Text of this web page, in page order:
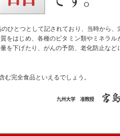
ひとつとして記されており、当時から、
をはじめ、各種のビタミン類やミネラル
を下げたり、がんの予防、老化防止など
完全食品といえるでしょう。